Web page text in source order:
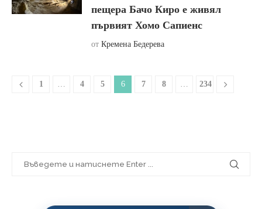
пещера Бачо Киро е живял
първият Хомо Сапиенс
от Кремена Бедерева
1 4 5 6 7 8 234